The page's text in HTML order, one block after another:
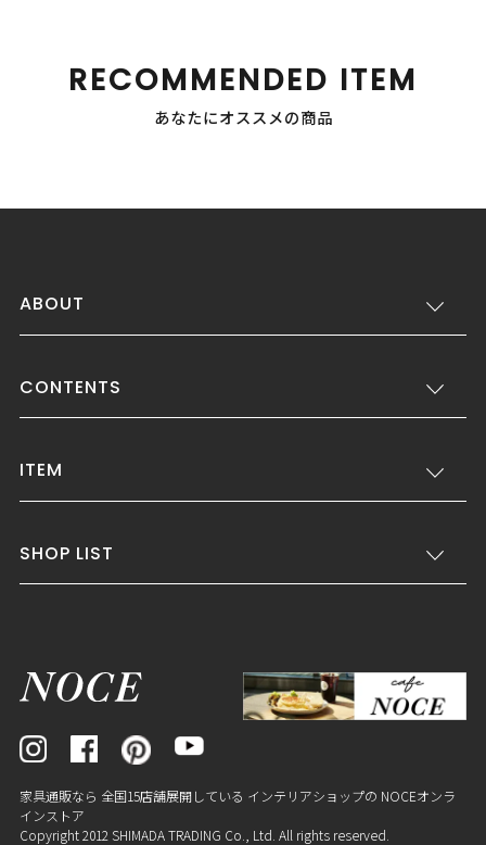
RECOMMENDED ITEM
あなたにオススメの商品
ABOUT
CONTENTS
ITEM
SHOP LIST
家具通販なら 全国15店舗展開している インテリアショップの NOCEオンラ
インストア
Copyright 2012 SHIMADA TRADING Co., Ltd. All rights reserved.